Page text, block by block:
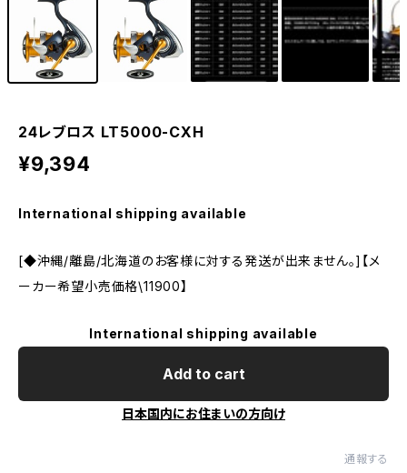
24レブロス LT5000-CXH
¥9,394
International shipping available
[◆沖縄/離島/北海道のお客様に対する発送が出来ません。]【メ
ーカー希望小売価格\11900】
International shipping available
Add to cart
日本国内にお住まいの方向け
通報する